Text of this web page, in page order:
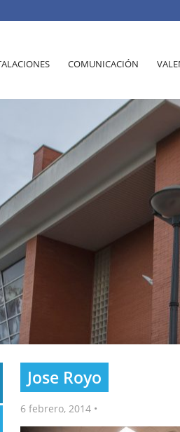
COMUNICACIÓN
Jose Royo
6 febrero, 2014•